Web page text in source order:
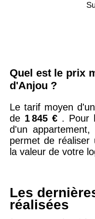
Quel est le prix
d'Anjou ?
Le tarif moyen
de 1 845 € . Pour
d'un
permet de réaliser
la valeur de votre
Les
réalisées